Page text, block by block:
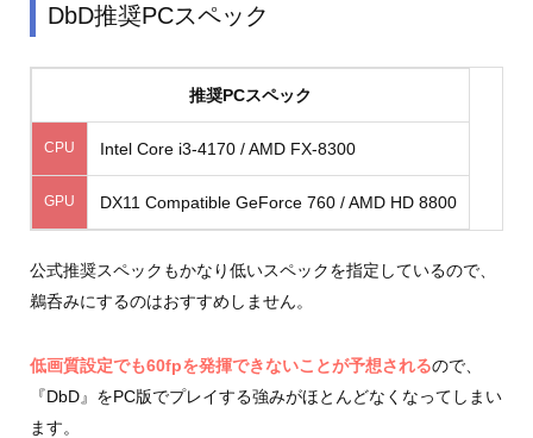
DbD推奨PCスペック
推奨PCスペック
CPU Intel Core i3-4170 / AMD FX-8300
GPU DX11 Compatible GeForce 760 / AMD HD 8800
公式推奨スペックもかなり低いスペックを指定しているので、
鵜呑みにするのはおすすめしません。
低画質設定でも60fpを発揮できないことが予想されるので、
『DbD』をPC版でプレイする強みがほとんどなくなってしまい
ます。